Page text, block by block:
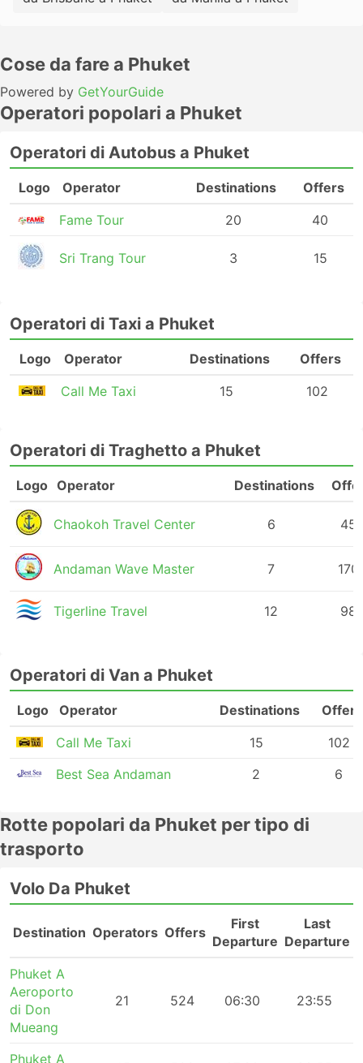
Cose da fare a Phuket
Powered by GetYourGuide
Operatori popolari a Phuket
Operatori di Autobus a Phuket
Logo Operator Destinations
Offers
Fame Tour
20 40
Sri Trang Tour 3 15
Operatori di Taxi a Phuket
Logo Operator Destinations
Offers
Call Me Taxi
15 102
Operatori di Traghetto a Phuket
Logo Operator Destinations
Chaokoh Travel Center 6 45
Andaman Wave Master 7 170
Tigerline Travel 12 98
Operatori di Van a Phuket
Logo Operator Destinations
Offers
Call Me Taxi
15
102
Best Sea Andaman
2 6
Rotte popolari da Phuket per tipo di
trasporto
Volo Da Phuket
Destination Operators Offers
First
Departure
Last
Departure
Phuket A
Aeroporto
di Don
Mueang
21 524 06:30 23:55
Phuket A